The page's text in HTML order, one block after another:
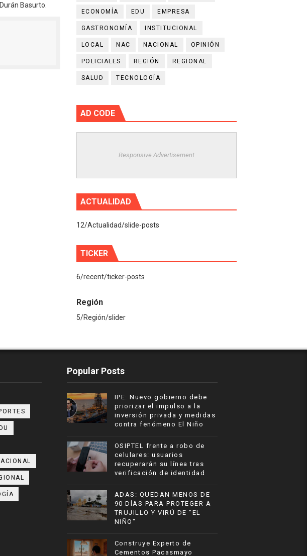
Basurto.
ECONOMÍA EDU EMPRESA
GASTRONOMÍA INSTITUCIONAL
LOCAL NAC NACIONAL OPINIÓN
POLICIALES REGIÓN REGIONAL
SALUD TECNOLOGÍA
AD CODE
Responsive Advertisement
ACTUALIDAD
12/Actualidad/slide-posts
TICKER
6/recent/ticker-posts
Región
5/Región/slider
Popular Posts
IPE: Nuevo gobierno debe
priorizar el impulso a la
inversión privada y medidas
contra fenómeno El Niño
OSIPTEL frente a robo de
celulares: usuarios
recuperarán su línea tras
verificación de identidad
ADAS: QUEDAN MENOS DE
90 DÍAS PARA PROTEGER A
TRUJILLO Y VIRÚ DE "EL
NIÑO"
Construye Experto de
Cementos Pacasmayo